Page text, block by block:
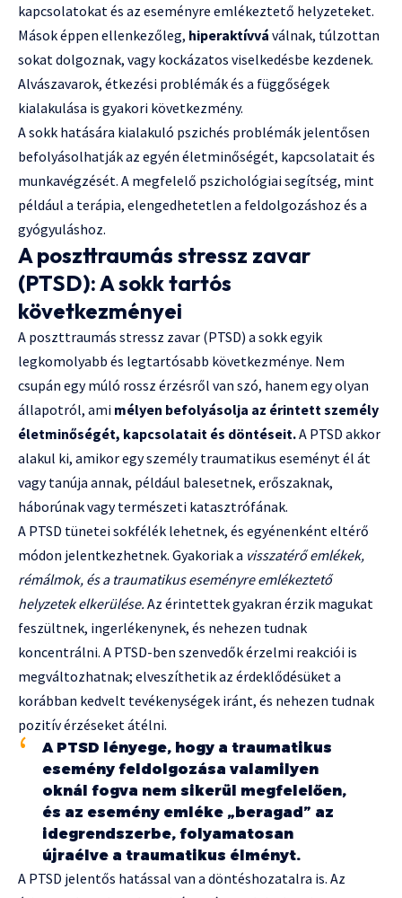
kapcsolatokat és az eseményre emlékeztető helyzeteket.
Mások éppen ellenkezőleg, hiperaktívvá válnak, túlzottan
sokat dolgoznak, vagy kockázatos viselkedésbe kezdenek.
Alvászavarok, étkezési problémák és a függőségek
kialakulása is gyakori következmény.
A sokk hatására kialakuló pszichés problémák jelentősen
befolyásolhatják az egyén életminőségét, kapcsolatait és
munkavégzését. A megfelelő pszichológiai segítség, mint
például a terápia, elengedhetetlen a feldolgozáshoz és a
gyógyuláshoz.
A poszttraumás stressz zavar
(PTSD): A sokk tartós
következményei
A poszttraumás stressz zavar (PTSD) a sokk egyik
legkomolyabb és legtartósabb következménye. Nem
csupán egy múló rossz érzésről van szó, hanem egy olyan
állapotról, ami mélyen befolyásolja az érintett személy
életminőségét, kapcsolatait és döntéseit.A PTSD akkor
alakul ki, amikor egy személy traumatikus eseményt él át
vagy tanúja annak, például balesetnek, erőszaknak,
háborúnak vagy természeti katasztrófának.
A PTSD tünetei sokfélék lehetnek, és egyénenként eltérő
módon jelentkezhetnek. Gyakoriak a visszatérő emlékek,
rémálmok, és a traumatikus eseményre emlékeztető
helyzetek elkerülése. Az érintettek gyakran érzik magukat
feszültnek, ingerlékenynek, és nehezen tudnak
koncentrálni. A PTSD-ben szenvedők érzelmi reakciói is
megváltozhatnak; elveszíthetik az érdeklődésüket a
korábban kedvelt tevékenységek iránt, és nehezen tudnak
pozitív érzéseket átélni.
A PTSD lényege, hogy a traumatikus
esemény feldolgozása valamilyen
oknál fogva nem sikerül megfelelően,
és az esemény emléke „beragad” az
idegrendszerbe, folyamatosan
újraélve a traumatikus élményt.
A PTSD jelentős hatással van a döntéshozatalra is. Az